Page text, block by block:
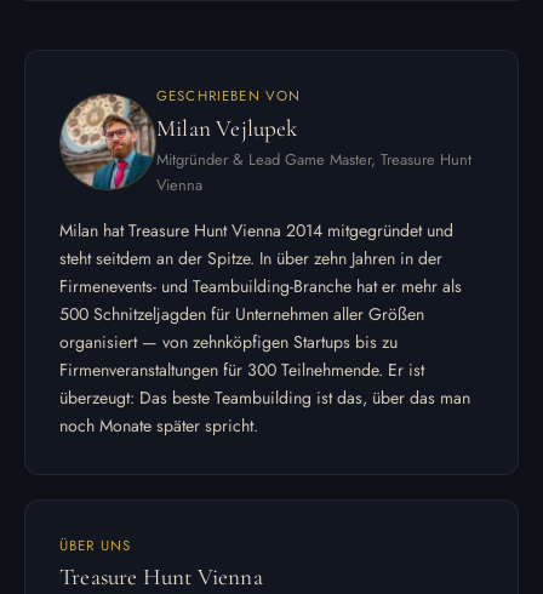
GESCHRIEBEN VON
Milan Vejlupek
Mitgründer & Lead Game Master, Treasure Hunt
Vienna
Milan hat Treasure Hunt Vienna 2014 mitgegründet und
steht seitdem an der Spitze. In über zehn Jahren in der
Firmenevents- und Teambuilding-Branche hat er mehr als
500 Schnitzeljagden für Unternehmen aller Größen
organisiert — von zehnköpfigen Startups bis zu
Firmenveranstaltungen für 300 Teilnehmende. Er ist
überzeugt: Das beste Teambuilding ist das, über das man
noch Monate später spricht.
ÜBER UNS
Treasure Hunt Vienna